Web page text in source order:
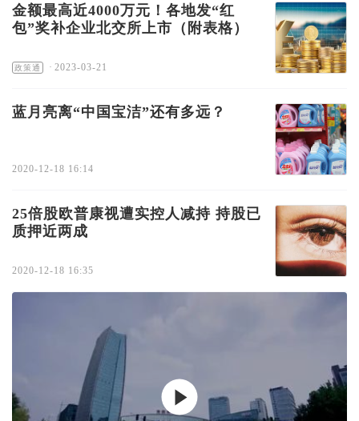
金额最高近4000万元！各地发“红
包”奖补企业北交所上市（附表格）
政策通 · 2023-03-21
蓝月亮离“中国宝洁”还有多远？
2020-12-18 16:14
25倍股欧普康视遭实控人减持 持股已
质押近两成
2020-12-18 16:35